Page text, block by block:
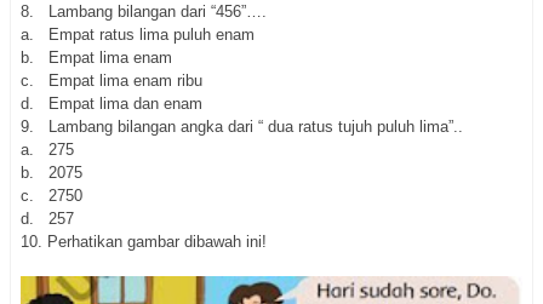
8.
Lambang bilangan dari “456”….
a. Empat ratus lima puluh enam
b. Empat lima enam
c. Empat lima enam ribu
d. Empat lima dan enam
9.
   L
ambang bilangan angka dari “ dua ratus tujuh puluh lima”..
a. 275
b. 2075
c. 2750
d. 257
10. Perhatikan gambar dibawah ini!